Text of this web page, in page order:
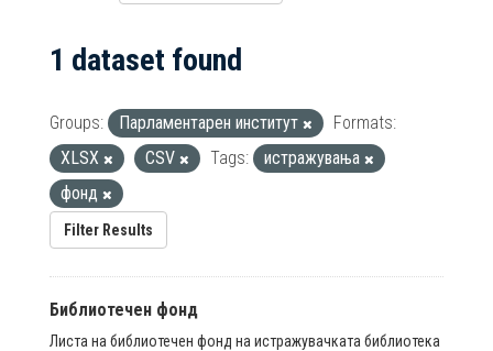
1 dataset found
Groups: Парламентарен институт
Formats:
XLSX
CSV Tags:
истражувања
фонд
Filter Results
Библиотечен фонд
Листа на библиотечен фонд на истражувачката библиотека